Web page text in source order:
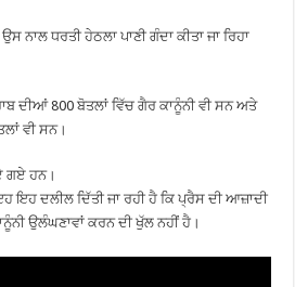
ਨਾਲ ਧਰਤੀ ਹੇਠਲਾ ਪਾਣੀ ਗੰਦਾ ਕੀਤਾ ਜਾ ਰਿਹਾ
ਦੀਆਂ 800 ਬੋਤਲਾਂ ਵਿੱਚ ਗੈਰ ਕਾਨੂੰਨੀ ਵੀ ਸਨ ਅਤੇ
ਵੀ ਸਨ।
ਗਏ ਹਨ।
ਇਹ ਦਲੀਲ ਦਿੱਤੀ ਜਾ ਰਹੀ ਹੈ ਕਿ ਪ੍ਰੈਸ ਦੀ ਆਜ਼ਾਦੀ
ਉਲੰਘਣਾਵਾਂ ਕਰਨ ਦੀ ਖੁੱਲ ਨਹੀਂ ਹੈ।